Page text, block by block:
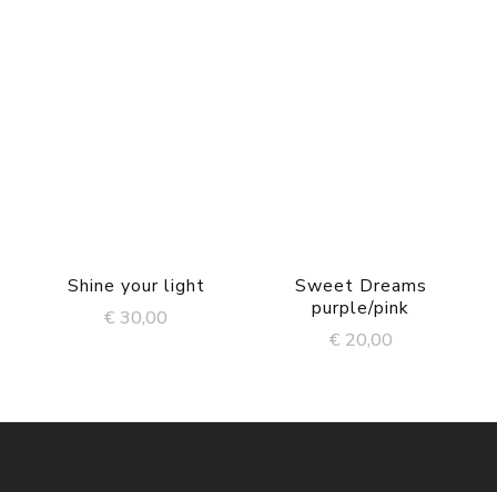
Shine your light
€ 30,00
Sweet Dreams
purple/pink
€ 20,00